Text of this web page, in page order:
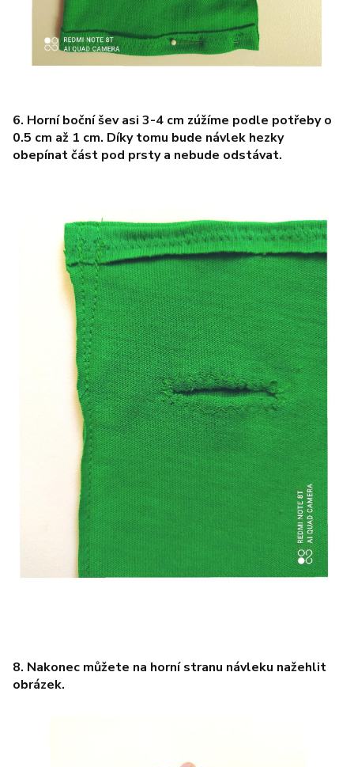
6. Horní boční šev asi 3-4 cm zúžíme podle potřeby o
0.5 cm až 1 cm. Díky tomu bude návlek hezky
obepínat část pod prsty a nebude odstávat.
8. Nakonec můžete na horní stranu návleku nažehlit
obrázek.